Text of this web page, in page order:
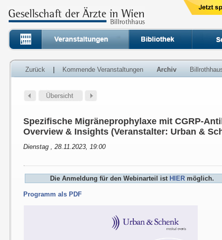
Zurück Kommende Veranstaltungen Archiv
Spezifische Migräneprophylaxe mit CGRP-
Overview & Insights (Veranstalter: Urban &
Dienstag , 28.11.2023, 19:00
Die Anmeldung für den Webinarteil ist HIER möglich.
Programm als PDF